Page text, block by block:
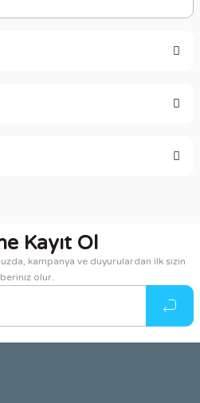
ederiz.
veya görüntülenemiyor.
bulunuyor.
Kayıt Ol
kampanya ve duyurulardan ilk sizin
olur.